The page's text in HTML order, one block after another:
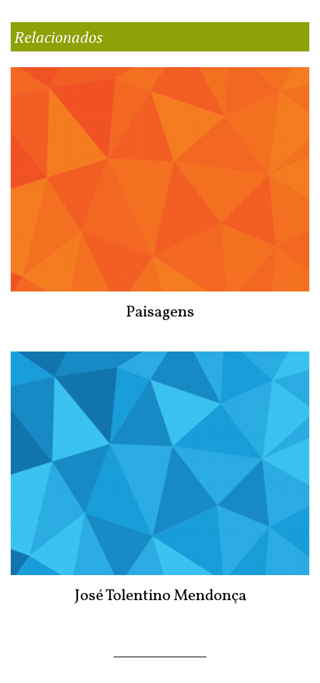
Relacionados
Paisagens
José Tolentino Mendonça